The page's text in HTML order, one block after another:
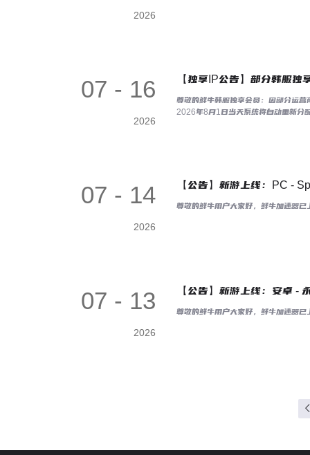
2026
07 - 16
2026
【独享IP公告】部分韩服独
尊敬的鲜牛韩服独享会员：因部分运
2026年8月1日当天系统将自动重新
07 - 14
2026
【公告】新游上线：PC -
尊敬的鲜牛用户大家好，鲜牛加速器
07 - 13
2026
【公告】新游上线：安卓 -
尊敬的鲜牛用户大家好，鲜牛加速器